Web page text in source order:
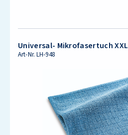
Universal- Mikrofasertuch XXL
Art-Nr.LH-948